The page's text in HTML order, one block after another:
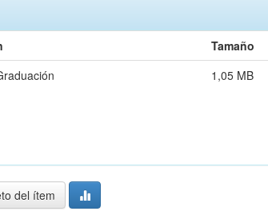
Tamaño
1,05 MB
del ítem